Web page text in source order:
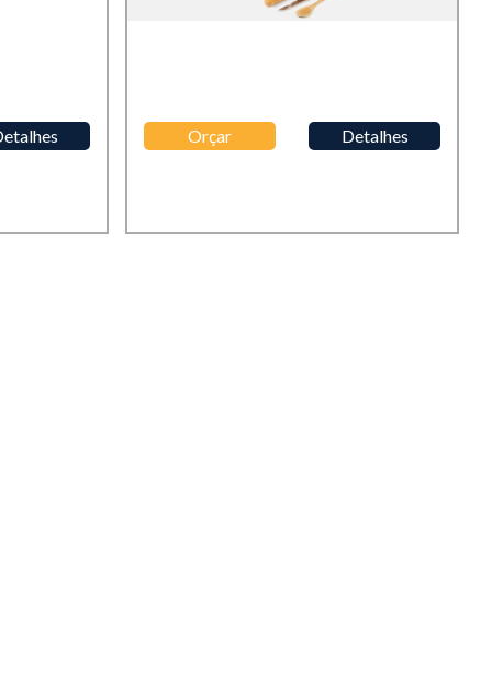
Orçar Detalhes